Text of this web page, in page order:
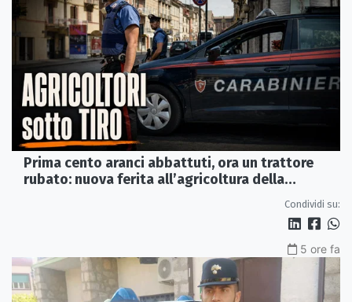
Prima cento aranci abbattuti, ora un trattore
rubato: nuova ferita all’agricoltura della
Condividi su:
5 ore fa